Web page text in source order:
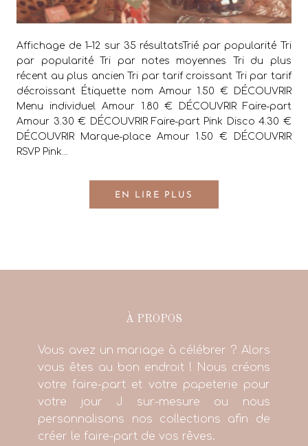
Affichage de 1–12 sur 35 résultatsTrié par popularité Tri
par popularité Tri par notes moyennes Tri du plus
récent au plus ancien Tri par tarif croissant Tri par tarif
décroissant Étiquette nom Amour 1.50 € DÉCOUVRIR
Menu individuel Amour 1.80 € DÉCOUVRIR Faire-part
Amour 3.30 € DÉCOUVRIR Faire-part Pink Disco 4.30 €
DÉCOUVRIR Marque-place Amour 1.50 € DÉCOUVRIR
RSVP Pink...
EN LIRE PLUS
À PROPOS
Vous avez un mariage à célébrer ? Alors
vous êtes au bon endroit ! Nous créons
votre faire-part et votre papeterie pour
votre jour J sur-mesure ou nous
personnalisons nos collections afin de
créer le faire-part de vos rêves.